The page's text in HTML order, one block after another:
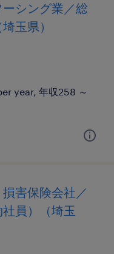
ーシング業／総
玉県）
year, 年収258 ～
損害保険会社／
員）（埼玉